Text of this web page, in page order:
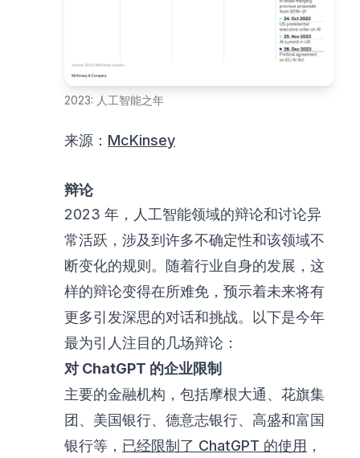
2023: 人工智能之年
来源： McKinsey
辩论
2023 年，人工智能领域的辩论和讨论异
常活跃，涉及到许多不确定性和该领域不
断变化的规则。随着行业自身的发展，这
样的辩论变得在所难免，预示着未来将有
更多引发深思的对话和挑战。以下是今年
最为引人注目的几场辩论：
对 ChatGPT 的企业限制
主要的金融机构，包括摩根大通、花旗集
团、美国银行、德意志银行、高盛和富国
银行等， 已经限制了 ChatGPT 的使用 ，